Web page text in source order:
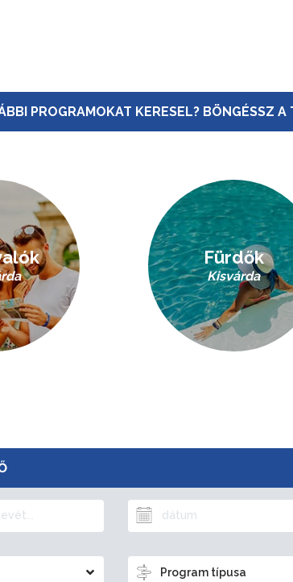
PROGRAMOKAT KERESEL? BÖNGÉSSZ
Fürdők
Kisvárda
Program típusa